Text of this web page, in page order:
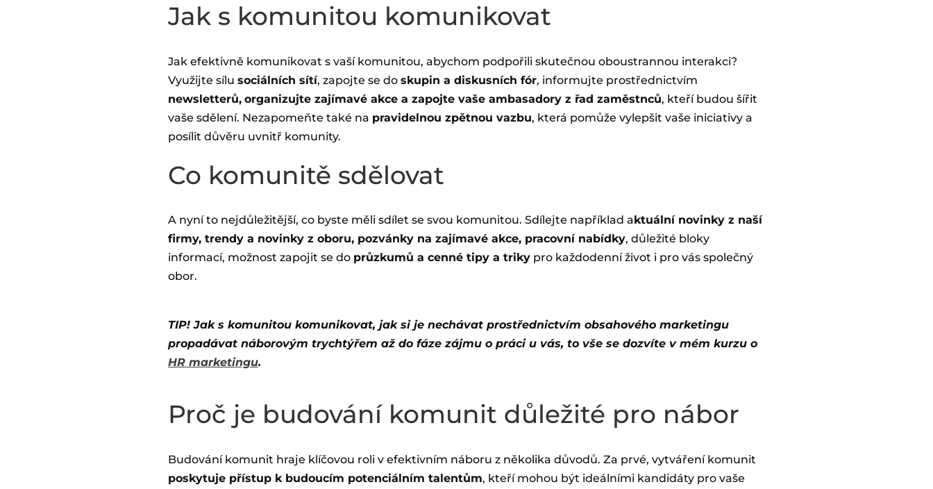
Jak s komunitou komunikovat
Jak efektivně komunikovat s vaší komunitou, abychom podpořili skutečnou oboustrannou interakci?
Využijte sílu sociálních sítí, zapojte se do skupin a diskusních fór, informujte prostřednictvím
newsletterů, organizujte zajímavé akce a zapojte vaše ambasadory z řad zaměstnců, kteří budou šířit
vaše sdělení. Nezapomeňte také na pravidelnou zpětnou vazbu, která pomůže vylepšit vaše iniciativy a
posílit důvěru uvnitř komunity.
Co komunitě sdělovat
A nyní to nejdůležitější, co byste měli sdílet se svou komunitou. Sdílejte například aktuální novinky z naší
firmy, trendy a novinky z oboru, pozvánky na zajímavé akce, pracovní nabídky, důležité bloky
informací, možnost zapojit se do průzkumů a cenné tipy a trikypro každodenní život i pro vás společný
obor.
TIP! Jak s komunitou komunikovat, jak si je nechávat prostřednictvím obsahového marketingu
propadávat náborovým trychtýřem až do fáze zájmu o práci u vás, to vše se dozvíte v mém kurzu o
HR marketingu.
Proč je budování komunit důležité pro nábor
Budování komunit hraje klíčovou roli v efektivním náboru z několika důvodů. Za prvé, vytváření komunit
poskytuje přístup k budoucím potenciálním talentům, kteří mohou být ideálními kandidáty pro vaše